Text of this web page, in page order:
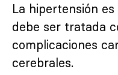
La hipertensión
debe ser tratada
complicaciones
cerebrales.